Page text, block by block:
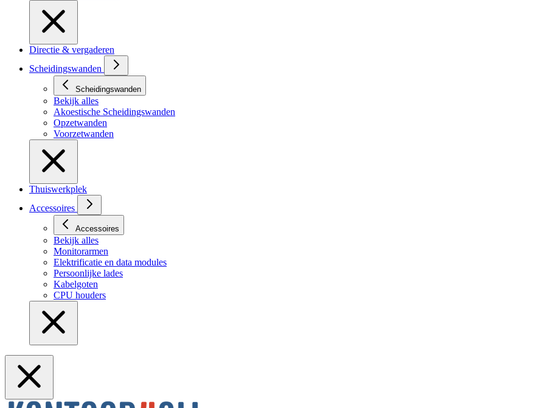
Directie & vergaderen
Scheidingswanden
Scheidingswanden
Bekijk alles
Akoestische Scheidingswanden
Opzetwanden
Voorzetwanden
Thuiswerkplek
Accessoires
Accessoires
Bekijk alles
Monitorarmen
Elektrificatie en data modules
Persoonlijke lades
Kabelgoten
CPU houders